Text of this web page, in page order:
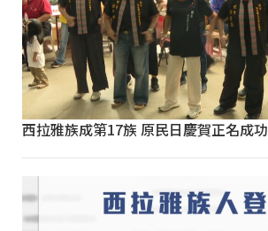
西拉雅族成第17族 原民日慶賀正名成功